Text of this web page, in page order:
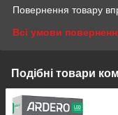
Повернення товару
Всі умови
Подібні товари